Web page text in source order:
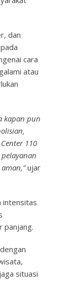
dan
cara
atau
kapan pun
110
ujar
intensitas
panjang.
situasi